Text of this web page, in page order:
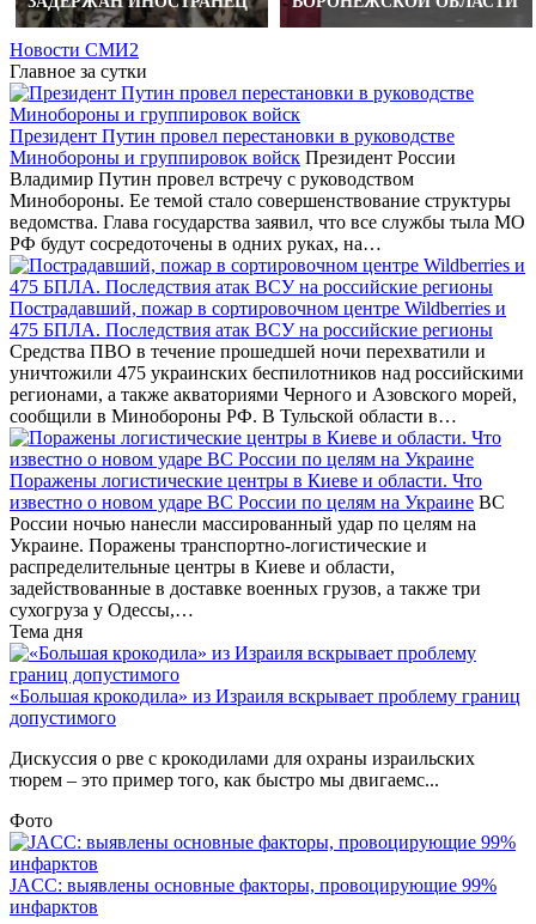
Новости СМИ2
Главное за сутки
Президент Путин провел перестановки в руководстве
Минобороны и группировок войск Президент России
Владимир Путин провел встречу с руководством
Минобороны. Ее темой стало совершенствование структуры
ведомства. Глава государства заявил, что все службы тыла МО
РФ будут сосредоточены в одних руках, на…
Пострадавший, пожар в сортировочном центре Wildberries и
475 БПЛА. Последствия атак ВСУ на российские регионы
Средства ПВО в течение прошедшей ночи перехватили и
уничтожили 475 украинских беспилотников над российскими
регионами, а также акваториями Черного и Азовского морей,
сообщили в Минобороны РФ. В Тульской области в…
Поражены логистические центры в Киеве и области. Что
известно о новом ударе ВС России по целям на Украине ВС
России ночью нанесли массированный удар по целям на
Украине. Поражены транспортно-логистические и
распределительные центры в Киеве и области,
задействованные в доставке военных грузов, а также три
сухогруза у Одессы,…
Тема дня
«Большая крокодила» из Израиля вскрывает проблему границ
допустимого
Дискуссия о рве с крокодилами для охраны израильских
тюрем – это пример того, как быстро мы двигаемс...
Фото
JACC: выявлены основные факторы, провоцирующие 99%
инфарктов